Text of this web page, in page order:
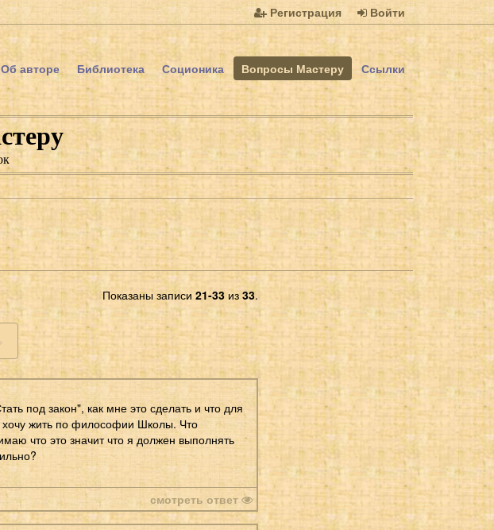
Регистрация Войти
Об авторе Библиотека Соционика Вопросы Мастеру Ссылки
Показаны записи 21-33 из33.
под закон", как мне это сделать и что для
хочу жить по философии Школы. Что
что это значит что я должен выполнять
смотреть ответ